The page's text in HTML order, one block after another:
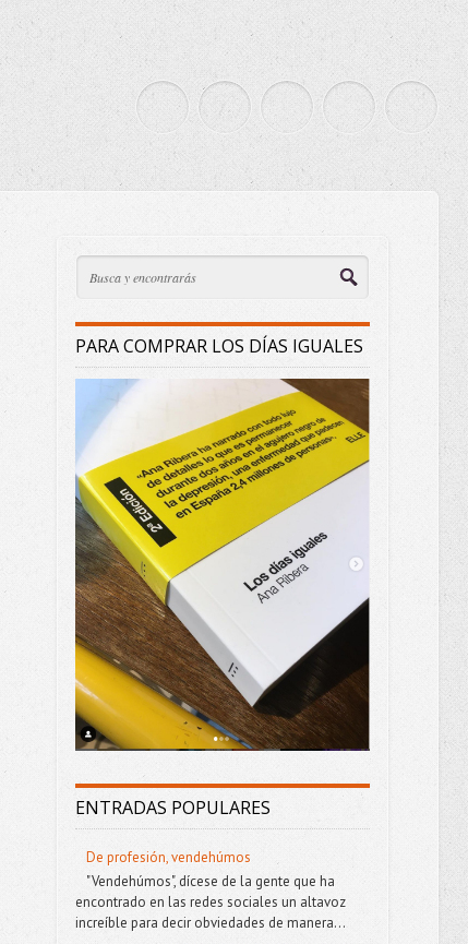
PARA COMPRAR LOS DÍAS IGUALES
ENTRADAS POPULARES
De profesión, vendehúmos
"Vendehúmos", dícese de la gente que ha
encontrado en las redes sociales un altavoz
increíble para decir obviedades de manera...